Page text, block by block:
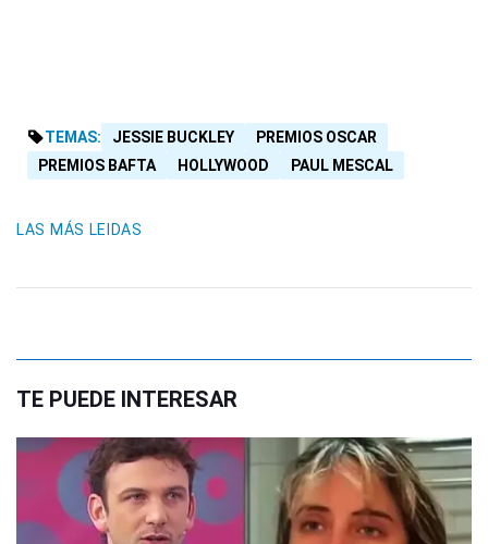
TEMAS: JESSIE BUCKLEY
PREMIOS OSCAR
PREMIOS BAFTA
HOLLYWOOD PAUL MESCAL
LAS MÁS LEIDAS
TE PUEDE INTERESAR